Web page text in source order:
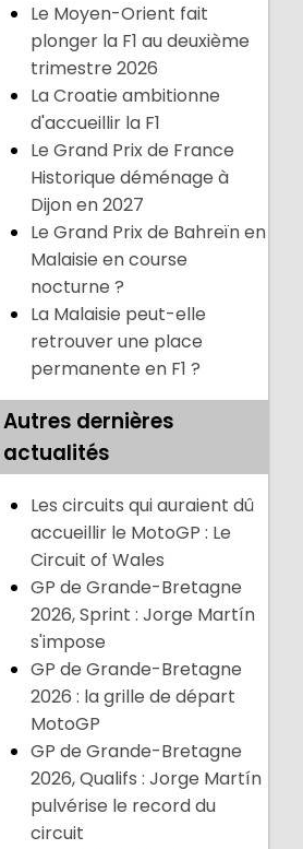
Le Moyen-Orient fait
plonger la F1 au deuxième
trimestre 2026
La Croatie ambitionne
d'accueillir la F1
Le Grand Prix de France
Historique déménage à
Dijon en 2027
Le Grand Prix de Bahreïn en
Malaisie en course
nocturne ?
La Malaisie peut-elle
retrouver une place
permanente en F1 ?
Autres dernières
actualités
Les circuits qui auraient dû
accueillir le MotoGP : Le
Circuit of Wales
GP de Grande-Bretagne
2026, Sprint : Jorge Martín
s'impose
GP de Grande-Bretagne
2026 : la grille de départ
MotoGP
GP de Grande-Bretagne
2026, Qualifs : Jorge Martín
pulvérise le record du
circuit